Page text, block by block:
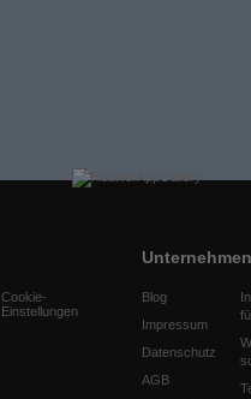
Cookie-
Einstellungen
Unternehmen
Blog
Impressum
Datenschutz
AGB